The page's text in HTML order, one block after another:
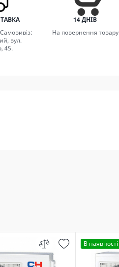
вул.
45.
14 ДНІВ
На повернення товару
В наявності